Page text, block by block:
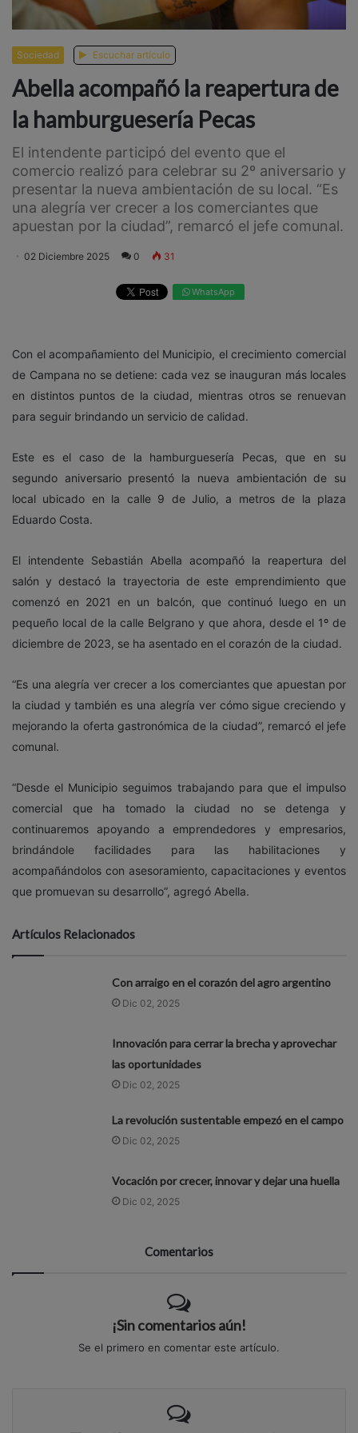
Sociedad Escuchar artículo
Abella acompañó la reapertura de
la hamburguesería Pecas
El intendente participó del evento que el
comercio realizó para celebrar su 2º aniversario y
presentar la nueva ambientación de su local. “Es
una alegría ver crecer a los comerciantes que
apuestan por la ciudad”, remarcó el jefe comunal.
02 Diciembre 2025 0 31
WhatsApp
Con el acompañamiento del Municipio, el crecimiento comercial
de Campana no se detiene: cada vez se inauguran más locales
en distintos puntos de la ciudad, mientras otros se renuevan
para seguir brindando un servicio de calidad.
Este es el caso de la hamburguesería Pecas, que en su
segundo aniversario presentó la nueva ambientación de su
local ubicado en la calle 9 de Julio, a metros de la plaza
Eduardo Costa.
El intendente Sebastián Abella acompañó la reapertura del
salón y destacó la trayectoria de este emprendimiento que
comenzó en 2021 en un balcón, que continuó luego en un
pequeño local de la calle Belgrano y que ahora, desde el 1º de
diciembre de 2023, se ha asentado en el corazón de la ciudad.
“Es una alegría ver crecer a los comerciantes que apuestan por
la ciudad y también es una alegría ver cómo sigue creciendo y
mejorando la oferta gastronómica de la ciudad”, remarcó el jefe
comunal.
“Desde el Municipio seguimos trabajando para que el impulso
comercial que ha tomado la ciudad no se detenga y
continuaremos apoyando a emprendedores y empresarios,
brindándole facilidades para las habilitaciones y
acompañándolos con asesoramiento, capacitaciones y eventos
que promuevan su desarrollo”, agregó Abella.
Artículos Relacionados
Con arraigo en el corazón del agro argentino
Dic 02, 2025
Innovación para cerrar la brecha y aprovechar
las oportunidades
Dic 02, 2025
La revolución sustentable empezó en el campo
Dic 02, 2025
Vocación por crecer, innovar y dejar una huella
Dic 02, 2025
Comentarios
¡Sin comentarios aún!
Se el primero en comentar este artículo.